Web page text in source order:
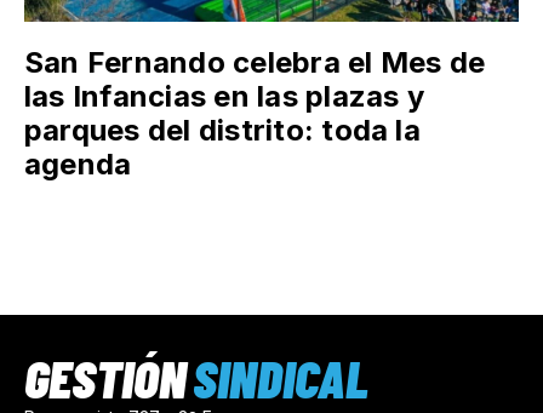
San Fernando celebra el Mes de
las Infancias en las plazas y
parques del distrito: toda la
agenda
GESTIÓNSINDICAL